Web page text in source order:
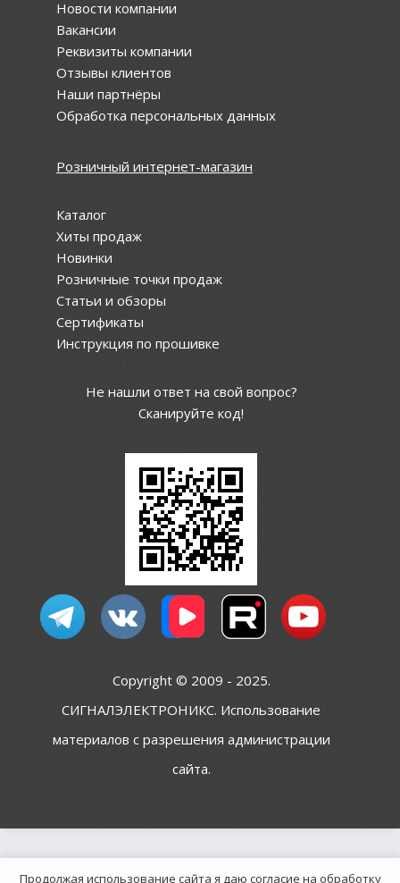
Продолжая использование сайта я даю согласие на обработку
Новости компании
Вакансии
Реквизиты компании
Отзывы клиентов
Наши партнёры
Обработка персональных данных
Розничный интернет-магазин
Каталог
Хиты продаж
Новинки
Розничные точки продаж
Статьи и обзоры
Сертификаты
Инструкция по прошивке
Не нашли ответ на свой вопрос?
Сканируйте код!
Copyright © 2009 - 2025.
СИГНАЛЭЛЕКТРОНИКС. Использование
материалов с разрешения администрации
сайта.